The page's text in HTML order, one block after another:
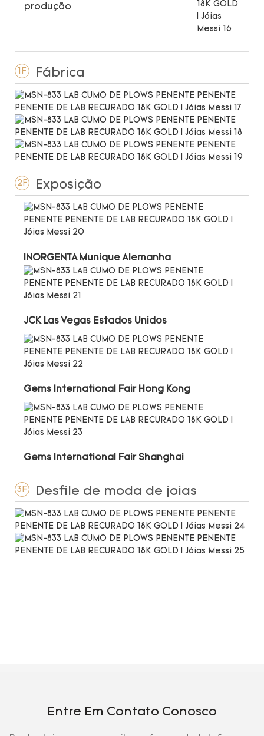
produção
1F Fábrica
2F Exposição
INORGENTA Munique Alemanha
JCK Las Vegas Estados Unidos
Gems International Fair Hong Kong
Gems International Fair Shanghai
3F Desfile de moda de joias
Entre Em Contato Conosco